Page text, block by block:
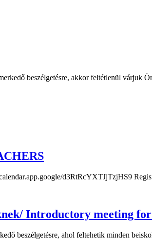
beszélgetésre, akkor feltétlenül várjuk
d3RtRcYXTJjTzjHS9
Introductory meeting
beszélgetésre, ahol feltehetik minden